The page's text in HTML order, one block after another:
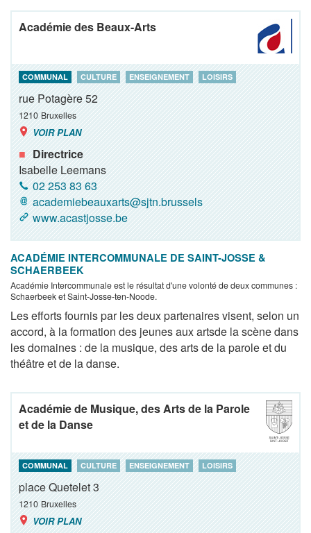
Académie des Beaux-Arts
COMMUNAL CULTURE ENSEIGNEMENT LOISIRS
rue Potagère 52
1210 Bruxelles
VOIR PLAN
Directrice
Isabelle Leemans
02 253 83 63
academiebeauxarts@sjtn.brussels
www.acastjosse.be
ACADÉMIE INTERCOMMUNALE DE SAINT-JOSSE &
SCHAERBEEK
Académie Intercommunale est le résultat d'une volonté de deux communes :
Schaerbeek et Saint-Josse-ten-Noode.
Les efforts fournis par les deux partenaires visent, selon un
accord, à la formation des jeunes aux artsde la scène dans
les domaines : de la musique, des arts de la parole et du
théâtre et de la danse.
Académie de Musique, des Arts de la Parole
et de la Danse
COMMUNAL CULTURE ENSEIGNEMENT LOISIRS
place Quetelet 3
1210 Bruxelles
VOIR PLAN